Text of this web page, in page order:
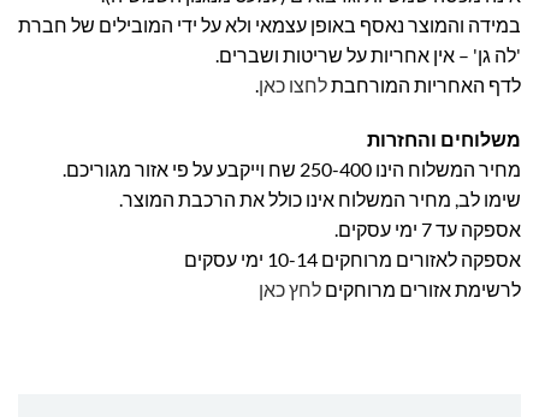
במידה והמוצר נאסף באופן עצמאי ולא על ידי המובילים של חברת
'לה גן' – אין אחריות על שריטות ושברים.
לדף האחריות המורחבתלחצו כאן.
משלוחים והחזרות
מחיר המשלוח הינו 250-400 שח וייקבע על פי אזור מגוריכם.
שימו לב, מחיר המשלוח אינו כולל את הרכבת המוצר.
אספקה עד 7 ימי עסקים.
אספקה לאזורים מרוחקים 10-14 ימי עסקים
לרשימת אזורים מרוחקים לחץ כאן